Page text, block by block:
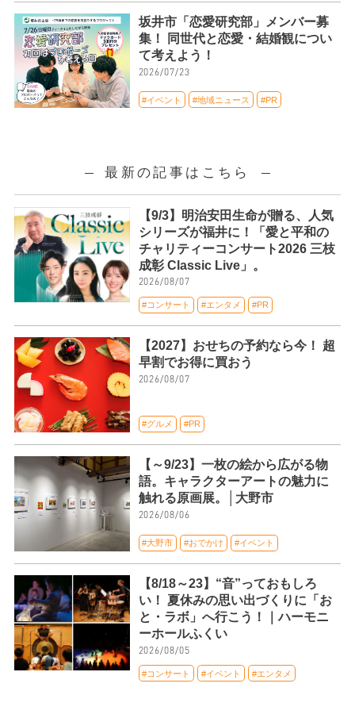
坂井市「恋愛研究部」メンバー募
集！ 同世代と恋愛・結婚観につい
て考えよう！
2026/07/23
#イベント #地域ニュース #PR
最新の記事はこちら
【9/3】明治安田生命が贈る、人気
シリーズが福井に！「愛と平和の
チャリティーコンサート2026 三枝
成彰 Classic Live」。
2026/08/07
#コンサート #エンタメ #PR
【2027】おせちの予約なら今！ 超
早割でお得に買おう
2026/08/07
#グルメ #PR
【～9/23】一枚の絵から広がる物
語。キャラクターアートの魅力に
触れる原画展。│大野市
2026/08/06
#大野市 #おでかけ #イベント
【8/18～23】“音”っておもしろ
い！ 夏休みの思い出づくりに「お
と・ラボ」へ行こう！｜ハーモニ
ーホールふくい
2026/08/05
#コンサート #イベント #エンタメ